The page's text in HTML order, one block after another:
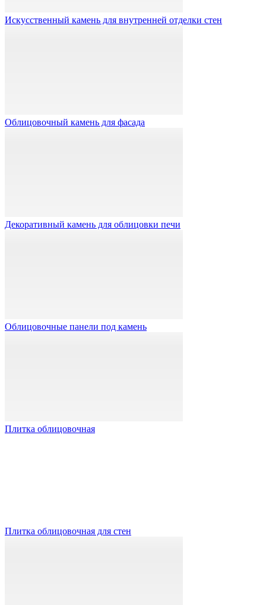
Искусственный камень для внутренней отделки стен
Облицовочный камень для фасада
Декоративный камень для облицовки печи
Облицовочные панели под камень
Плитка облицовочная
Плитка облицовочная для стен